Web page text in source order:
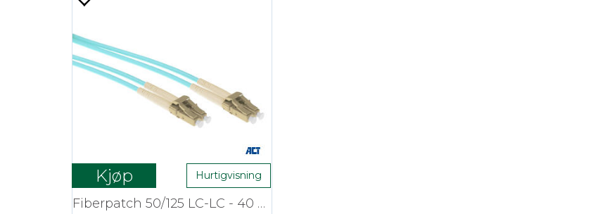
Kjøp Hurtigvisning
Fiberpatch 50/125 LC-LC - 40 m LSZH